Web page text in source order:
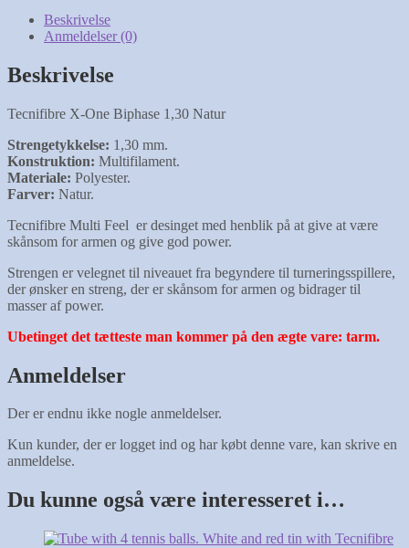
1,30
Natur
Beskrivelse
Anmeldelser (0)
Beskrivelse
Tecnifibre X-One Biphase 1,30 Natur
Strengetykkelse: 1,30 mm.
Konstruktion: Multifilament.
Materiale: Polyester.
Farver: Natur.
Tecnifibre Multi Feel er desinget med henblik på at give at være
skånsom for armen og give god power.
Strengen er velegnet til niveauet fra begyndere til turneringsspillere,
der ønsker en streng, der er skånsom for armen og bidrager til
masser af power.
Ubetinget det tætteste man kommer på den ægte vare: tarm.
Anmeldelser
Der er endnu ikke nogle anmeldelser.
Kun kunder, der er logget ind og har købt denne vare, kan skrive en
anmeldelse.
Du kunne også være interesseret i…